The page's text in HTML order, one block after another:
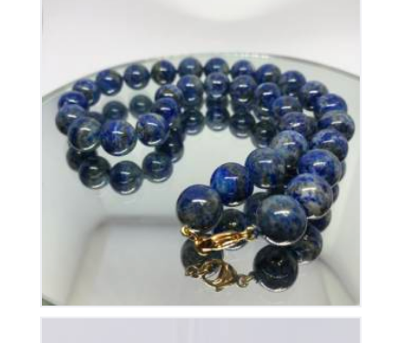
Collier Lapis Lazuli
175